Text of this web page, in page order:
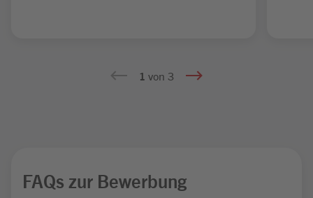
1 von 3
FAQs zur Bewerbung